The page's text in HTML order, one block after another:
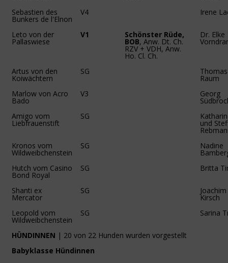
Sebastien des
Bunkers de l'Elnon
V4 Irene
Leto von der
Pallaswiese
V1 Schönster Rüde,
BOB, Anw. Dt. Ch.
RZV + VDH, Anw.
Ho. Cl. Ch.
Dr. Elke
Artus von den
Koiwächtern
SG Thomas
Raum
Marlow von Acro
Bado
V3 Georg
Amigo vom
Liebfrauenstift
SG
und
Kronos vom
Wildweibchenstein
SG Nadine
Hutch vom Casino
Bond Royal
SG Britta
Shanti ex
Mercator
SG Joachim
Kirsch
Leopold vom
Wildweibchenstein
SG Sarina
HÜNDINNEN | 20 von 22 Hunden wurden vorgestellt
Babyklasse Hündinnen